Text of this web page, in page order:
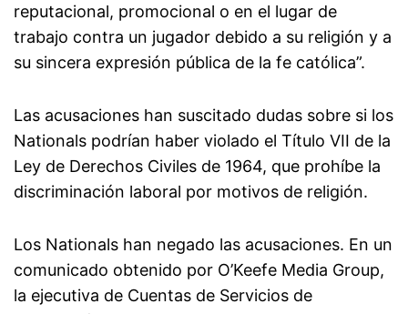
reputacional, promocional o en el lugar de
trabajo contra un jugador debido a su religión y a
su sincera expresión pública de la fe católica”.
Las acusaciones han suscitado dudas sobre si los
Nationals podrían haber violado el Título VII de la
Ley de Derechos Civiles de 1964, que prohíbe la
discriminación laboral por motivos de religión.
Los Nationals han negado las acusaciones. En un
comunicado obtenido por O’Keefe Media Group,
la ejecutiva de Cuentas de Servicios de